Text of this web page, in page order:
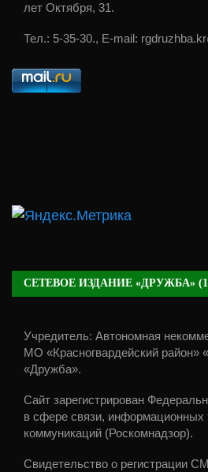
лет Октября, 31.
Тел.: 5-35-30., E-mail:
СЕТЕВОЕ ИЗДАНИЕ «ДРУЖБА»
Учредитель: Автономная
МО «Красногвардейский район»
«Дружба».
Сайт зарегистрирован
в сфере связи, информационных
коммуникаций (Роскомнадзор).
Свидетельство о